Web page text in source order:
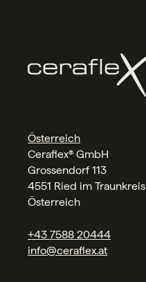
Österreich
Ceraflex® GmbH
Grossendorf 113
4551 Ried im Traunkreis
Österreich
+43 7588 20444
info@ceraflex.at